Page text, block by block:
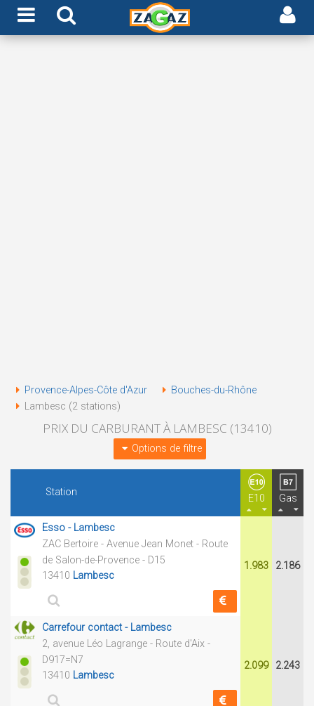
Provence-Alpes-Côte d'Azur
Bouches-du-Rhône
Lambesc (2 stations)
PRIX DU CARBURANT À LAMBESC (13410)
Options de filtre
Station
E10 Gas
Esso - Lambesc
ZAC Bertoire - Avenue Jean Monet - Route
de Salon-de-Provence - D15
13410 Lambesc
1.983 2.186
Carrefour contact - Lambesc
2, avenue Léo Lagrange - Route d'Aix -
D917=N7
13410 Lambesc
2.099 2.243